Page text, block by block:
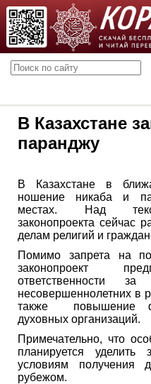
В Казахстане
паранджу
В Казахстане в
ношение никаба и
местах. Над
законопроекта сейчас
делам религий и
Помимо запрета на
законопроект
ответственности за
несовершеннолетних в
также повышение
духовных организаций.
Примечательно, что
планируется
условиям получения
рубежом.